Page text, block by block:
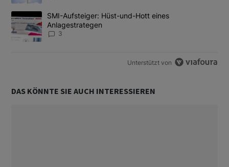
Ein Trendartikel mit dem Titel "SMI-Aufsteiger: Hüst-und-Hott
SMI-Aufsteiger: Hüst-und-Hott eines
Anlagestrategen
3
Unterstützt von
DAS KÖNNTE SIE AUCH INTERESSIEREN